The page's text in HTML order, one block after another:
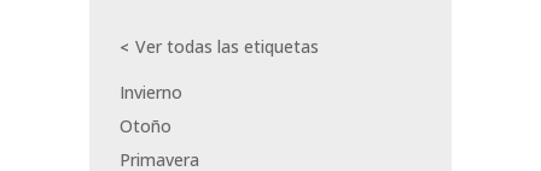
Ver todas las etiquetas
Invierno
Otoño
Primavera